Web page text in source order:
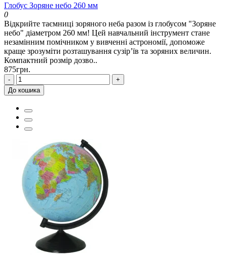
Глобус Зоряне небо 260 мм
0
Відкрийте таємниці зоряного неба разом із глобусом "Зоряне
небо" діаметром 260 мм! Цей навчальний інструмент стане
незамінним помічником у вивченні астрономії, допоможе
краще зрозуміти розташування сузір’їв та зоряних величин.
Компактний розмір дозво..
875грн.
-
+
До кошика